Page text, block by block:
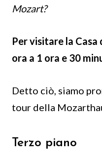
Mozart?
Per visitare la
ora a 1 ora e 30
Detto ciò, siamo
tour della
Terzo piano